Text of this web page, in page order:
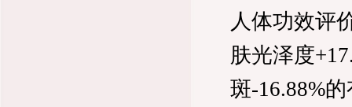
人体功效评
肤光泽度
斑-16.88%